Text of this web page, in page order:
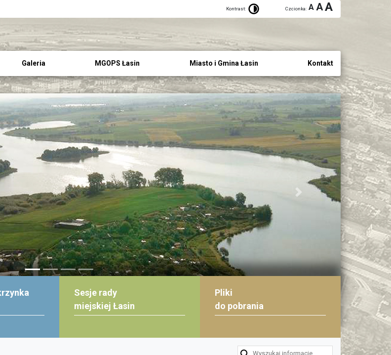
Kontrast: Czcionka: A AA
Galeria MGOPS Łasin Miasto i Gmina Łasin Kontakt
Next
Sesje rady
miejskiej Łasin
Pliki
do pobrania